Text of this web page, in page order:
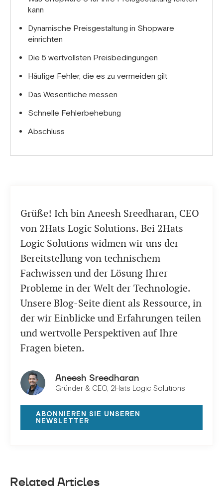
kann
Dynamische Preisgestaltung in Shopware
einrichten
Die 5 wertvollsten Preisbedingungen
Häufige Fehler, die es zu vermeiden gilt
Das Wesentliche messen
Schnelle Fehlerbehebung
Abschluss
Grüße! Ich bin Aneesh Sreedharan, CEO
von 2Hats Logic Solutions. Bei 2Hats
Logic Solutions widmen wir uns der
Bereitstellung von technischem
Fachwissen und der Lösung Ihrer
Probleme in der Welt der Technologie.
Unsere Blog-Seite dient als Ressource, in
der wir Einblicke und Erfahrungen teilen
und wertvolle Perspektiven auf Ihre
Fragen bieten.
Aneesh Sreedharan
Gründer & CEO, 2Hats Logic Solutions
ABONNIEREN SIE UNSEREN
NEWSLETTER
Related Articles